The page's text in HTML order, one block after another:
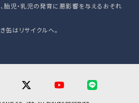
胎児・乳児の発育に悪影響を与えるおそれ
缶はリサイクルへ。